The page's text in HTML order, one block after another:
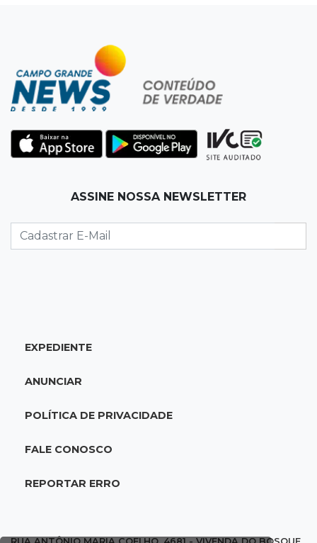
Reabertura
Biblioteca reabre quarta-feira com
programação cultural na Esplanada
Ferroviária
14:27 Eleições 2026
Fábio Trad propõe revisão de incentivos
Sesau cria comissão para revisar todas as
mortes em unidades de saúde
Adolescente acusado de atear fogo em amigo
projeto de mudanças nas leis tributárias
Mineração ganha força, gera mais empregos e
ASSINE NOSSA NEWSLETTER
EXPEDIENTE
ANUNCIAR
POLÍTICA DE PRIVACIDADE
FALE CONOSCO
REPORTAR ERRO